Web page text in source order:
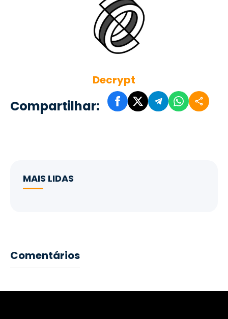
Decrypt
Compartilhar:
MAIS LIDAS
Comentários